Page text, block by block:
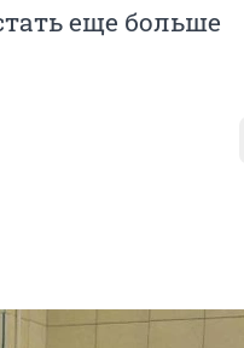
еще больше